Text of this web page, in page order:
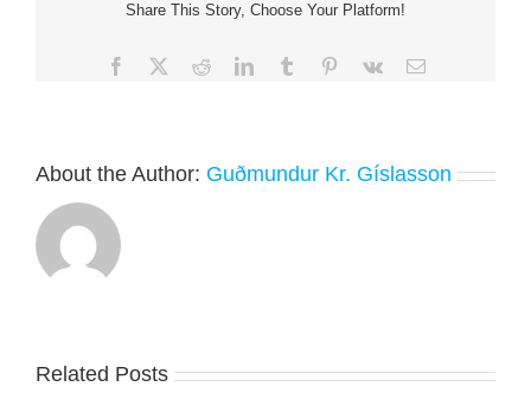
í
Share This Story, Choose Your Platform!
Facebook RedditLinkedInTumblr Pinterest
Vk Email
About the Author: Guðmundur Kr. Gíslasson
Related Posts